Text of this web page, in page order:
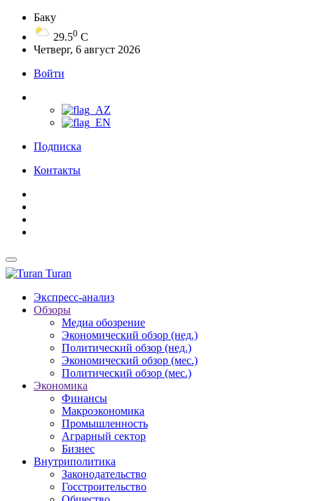
Баку
29.50 C
Четверг, 6 август 2026
Войти
Подписка
Контакты
Turan
Экспресс-анализ
Обзоры
Медиа обозрение
Экономический обзор (нед.)
Политический обзор (нед.)
Экономический обзор (мес.)
Политический обзор (мес.)
Экономика
Финансы
Макроэкономика
Промышленность
Аграрный сектор
Бизнес
Внутриполитика
Законодательство
Госстроительство